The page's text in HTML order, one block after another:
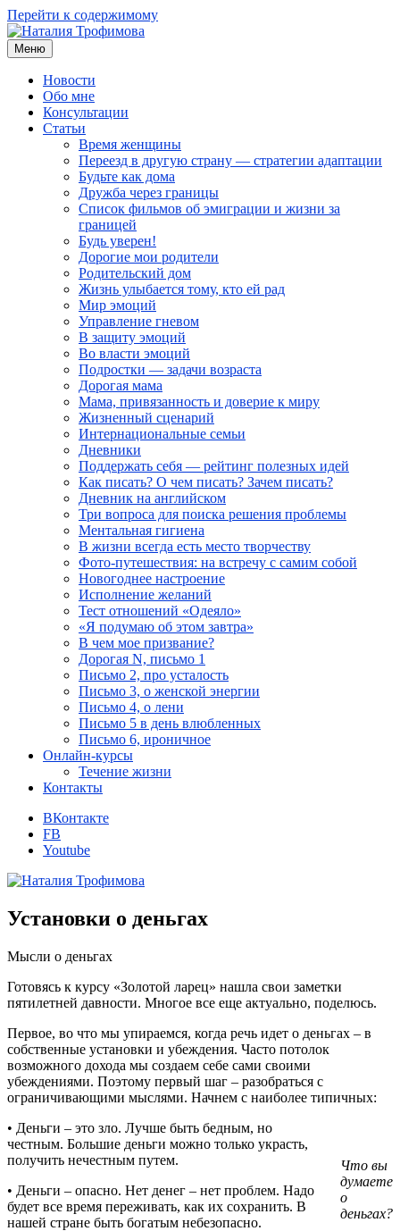
Перейти к содержимому
Наталия Трофимова
Психолог онлайн
Меню
Новости
Обо мне
Консультации
Статьи
Время женщины
Переезд в другую страну — стратегии адаптации
Будьте как дома
Дружба через границы
Список фильмов об эмиграции и жизни за
границей
Будь уверен!
Дорогие мои родители
Родительский дом
Жизнь улыбается тому, кто ей рад
Мир эмоций
Управление гневом
В защиту эмоций
Во власти эмоций
Подростки — задачи возраста
Дорогая мама
Мама, привязанность и доверие к миру
Жизненный сценарий
Интернациональные семьи
Дневники
Поддержать себя — рейтинг полезных идей
Как писать? О чем писать? Зачем писать?
Дневник на английском
Три вопроса для поиска решения проблемы
Ментальная гигиена
В жизни всегда есть место творчеству
Фото-путешествия: на встречу с самим собой
Новогоднее настроение
Исполнение желаний
Тест отношений «Одеяло»
«Я подумаю об этом завтра»
В чем мое призвание?
Дорогая N, письмо 1
Письмо 2, про усталость
Письмо 3, о женской энергии
Письмо 4, о лени
Письмо 5 в день влюбленных
Письмо 6, ироничное
Онлайн-курсы
Течение жизни
Контакты
ВКонтакте
FB
Youtube
Установки о деньгах
Мысли о деньгах
Готовясь к курсу «Золотой ларец» нашла свои заметки
пятилетней давности. Многое все еще актуально, поделюсь.
Первое, во что мы упираемся, когда речь идет о деньгах – в
собственные установки и убеждения. Часто потолок
возможного дохода мы создаем себе сами своими
убеждениями. Поэтому первый шаг – разобраться с
ограничивающими мыслями. Начнем с наиболее типичных:
Что вы
думаете
о
деньгах?
• Деньги – это зло. Лучше быть бедным, но
честным. Большие деньги можно только украсть,
получить нечестным путем.
• Деньги – опасно. Нет денег – нет проблем. Надо
будет все время переживать, как их сохранить. В
нашей стране быть богатым небезопасно.